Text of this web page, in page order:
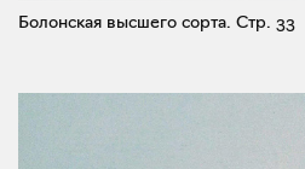
Болонская высшего сорта. Стр. 33